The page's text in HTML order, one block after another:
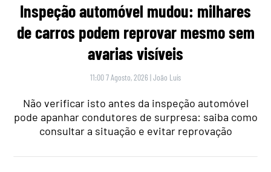
Inspeção automóvel mudou: milhares
de carros podem reprovar mesmo sem
avarias visíveis
11:00 7 Agosto, 2026 |João Luís
Não verificar isto antes da inspeção automóvel
pode apanhar condutores de surpresa: saiba como
consultar a situação e evitar reprovação